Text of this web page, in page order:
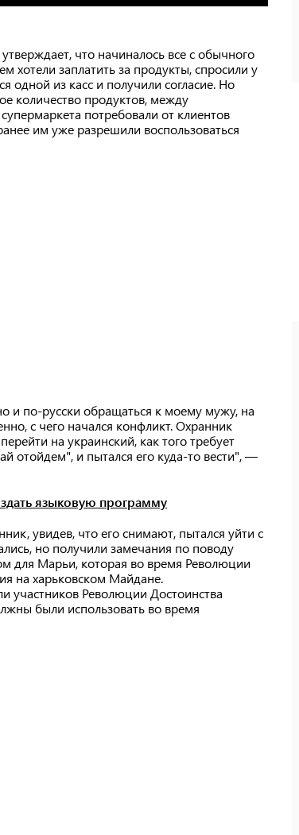
что начиналось все с обычного
заплатить за продукты, спросили у
одной из касс и получили согласие. Но
количество продуктов, между
потребовали от клиентов
им уже разрешили воспользоваться
и по-русски обращаться к моему мужу, на
с чего начался конфликт. Охранник
на украинский, как того требует
отойдем", и пытался его куда-то вести", —
языковую программу
увидев, что его снимают, пытался уйти с
но получили замечания по поводу
для Марьи, которая во время Революции
на харьковском Майдане.
участников Революции Достоинства
были использовать во время